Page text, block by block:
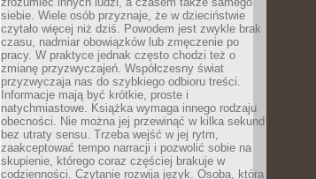
siebie. Wiele osób przyznaje, że w dzieciństwie
czytało więcej niż dziś. Powodem jest zwykle brak
czasu, nadmiar obowiązków lub zmęczenie po
pracy. W praktyce jednak często chodzi też o
zmianę przyzwyczajeń. Współczesny świat
przyzwyczaja nas do szybkiego odbioru treści.
Informacje mają być krótkie, proste i
natychmiastowe. Książka wymaga innego rodzaju
obecności. Nie można jej przewinąć w kilka sekund
bez utraty sensu. Trzeba wejść w jej rytm,
zaakceptować tempo narracji i pozwolić sobie na
skupienie, którego coraz częściej brakuje w
codzienności. Czytanie rozwija język. Osoba, która